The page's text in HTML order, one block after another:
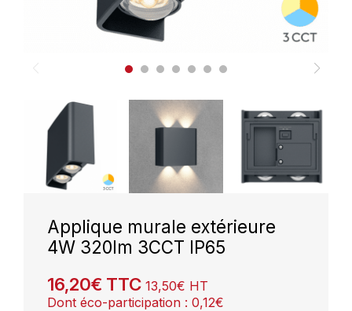
Applique murale extérieure
4W 320lm 3CCT IP65
16,20€ TTC 13,50€ HT
Dont éco-participation : 0,12€